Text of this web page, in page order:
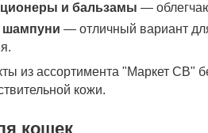
и бальзамы —
шампуни — отличный вариант
из ассортимента "Маркет СВ"
кожи.
кошек